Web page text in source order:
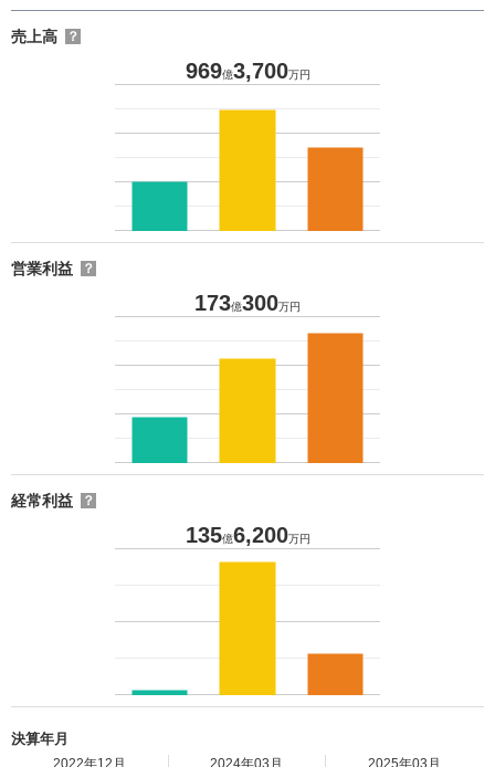
売上高 ？
969億3,700万円
営業利益 ？
173億300万円
経常利益 ？
135億6,200万円
決算年月
2022年12月 2024年03月 2025年03月